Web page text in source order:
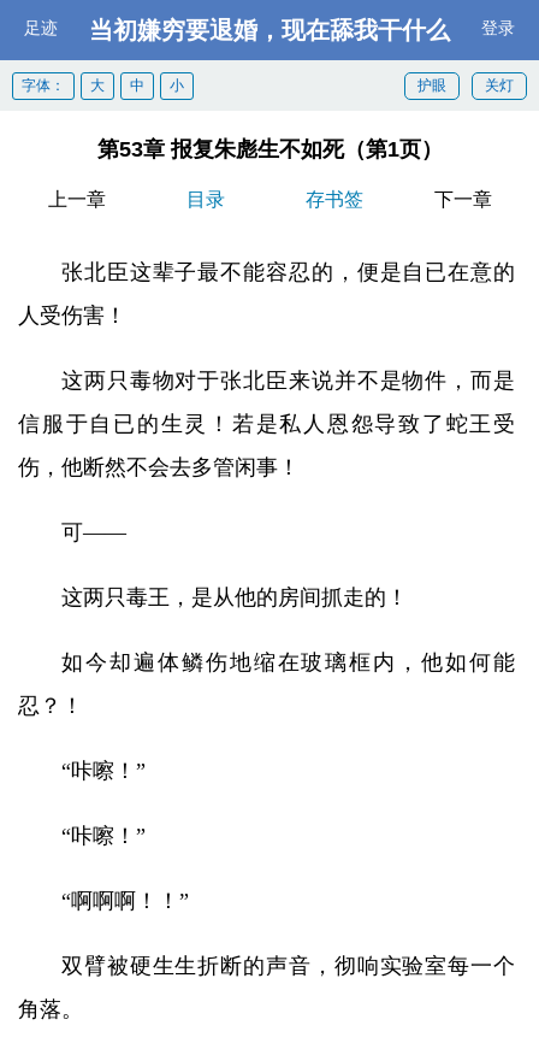
足迹 当初嫌穷要退婚，现在舔我干什么 登录
关灯
护眼
字体： 大 中 小
第53章 报复朱彪生不如死（第1页）
上一章 目录 存书签 下一章
张北臣这辈子最不能容忍的，便是自已在意的
人受伤害！
这两只毒物对于张北臣来说并不是物件，而是
信服于自已的生灵！若是私人恩怨导致了蛇王受
伤，他断然不会去多管闲事！
可——
这两只毒王，是从他的房间抓走的！
如今却遍体鳞伤地缩在玻璃框内，他如何能
忍？！
“咔嚓！”
“咔嚓！”
“啊啊啊！！”
双臂被硬生生折断的声音，彻响实验室每一个
角落。